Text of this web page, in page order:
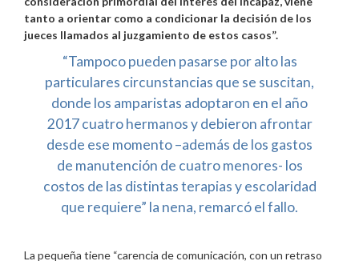
tanto a orientar como a condicionar la decisión de los
jueces llamados al juzgamiento de estos casos”.
“Tampoco pueden pasarse por alto las
particulares circunstancias que se suscitan,
donde los amparistas adoptaron en el año
2017 cuatro hermanos y debieron afrontar
desde ese momento –además de los gastos
de manutención de cuatro menores- los
costos de las distintas terapias y escolaridad
que requiere” la nena, remarcó el fallo.
La pequeña tiene “carencia de comunicación, con un retraso